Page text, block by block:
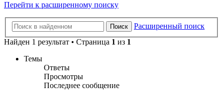
Перейти к расширенному поиску
Поиск
Расширенный поиск
Найден 1 результат • Страница 1 из 1
Темы
Ответы
Просмотры
Последнее сообщение